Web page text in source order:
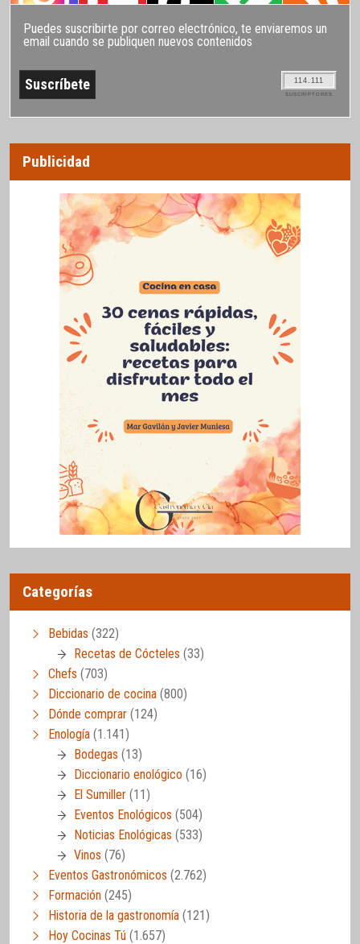
Puedes suscribirte por correo electrónico, te enviaremos un
email cuando se publiquen nuevos contenidos
114.111
SUSCRIPTORES
Publicidad
Categorías
Bebidas (322)
Recetas de Cócteles (33)
Chefs (703)
Diccionario de cocina (800)
Dónde comprar (124)
Enología (1.141)
Bodegas (13)
Diccionario enológico (16)
El Sumiller (11)
Eventos Enológicos (504)
Noticias Enológicas (533)
Vinos (76)
Eventos Gastronómicos (2.762)
Formación (245)
Historia de la gastronomía (121)
Hoy Cocinas Tú (1.657)